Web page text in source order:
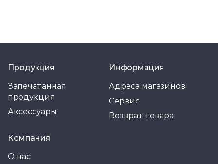
Продукция
Запечатанная
продукция
Аксессуары
Информация
Адреса магазинов
Сервис
Возврат товара
Компания
О нас